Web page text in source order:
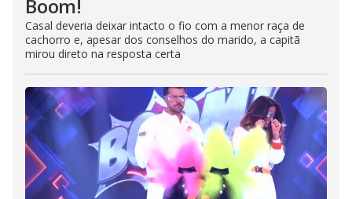
Boom!
Casal deveria deixar intacto o fio com a menor raça de
cachorro e, apesar dos conselhos do marido, a capitã
mirou direto na resposta certa